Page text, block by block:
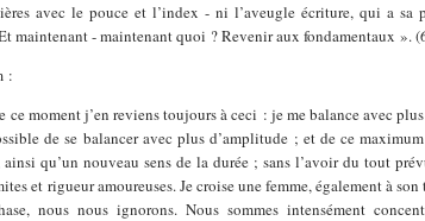
avec le pouce et l’index - ni l’aveugle écriture, qui a sa
maintenant - maintenant quoi ? Revenir aux fondamentaux ».
:
ce moment j’en reviens toujours à ceci : je me balance avec
de se balancer avec plus d’amplitude ; et de ce
qu’un nouveau sens de la durée ; sans l’avoir du tout
et rigueur amoureuses. Je croise une femme, également à son
nous nous ignorons. Nous sommes intensément